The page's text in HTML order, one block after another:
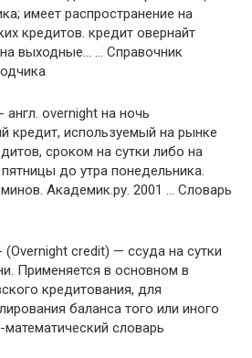
имеет распространение на
кредитов. кредит овернайт
выходные… … Справочник
- англ. overnight на ночь
кредит, используемый на рынке
сроком на сутки либо на
до утра понедельника.
Академик.ру. 2001 … Словарь
(Overnight credit) — ссуда на сутки
Применяется в основном в
кредитования, для
баланса того или иного
словарь